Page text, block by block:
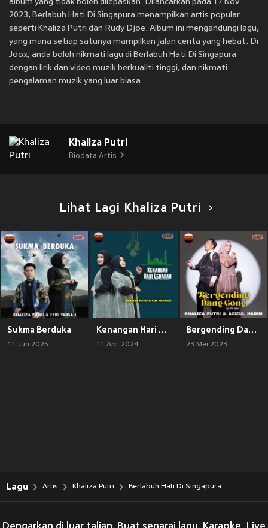
album yang tidak boleh dilepaskan. Dilancarkan pada 17 Nov
2023, Berlabuh Hati Di Singapura menampilkan artis popular
seperti Khaliza Putri dan Rudy Djoe. Album ini mengandungi lagu,
yang mana setiap satunya mampilkan jalan cerita yang hebat. Di
Joox, anda boleh nikmati lagu di Berlabuh Hati Di Singapura
dengan lirik dan video muzik berkualiti tinggi, dan nikmati
pengalaman muzik yang luar biasa.
Khaliza Putri
Biodata Artis
Lihat Lagi Khaliza Putri
Sukma Berduka
11 Jun 2025
Kenangan Hari Lebaran
11 Apr 2024
Bergending Dang Gong
23 Mei 2023
Lagu Artis Khaliza Putri Berlabuh Hati Di Singapura